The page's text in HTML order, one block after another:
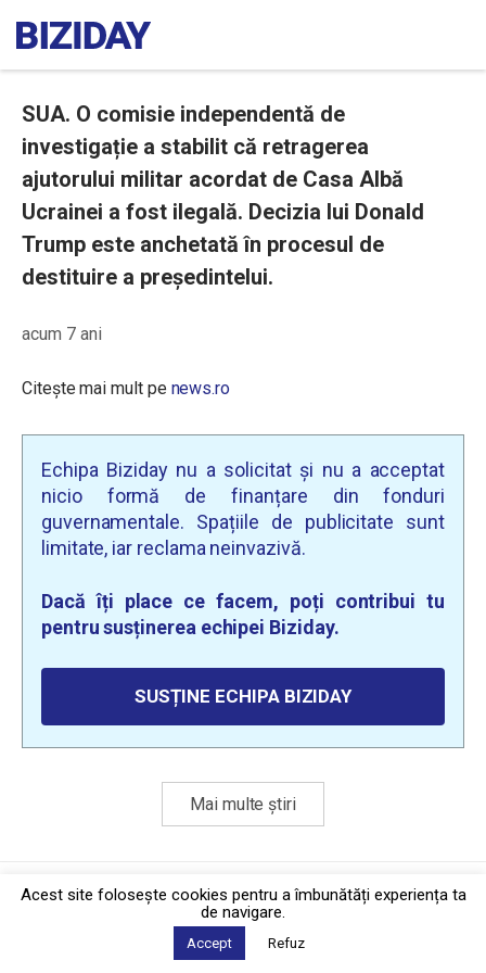
SUA. O comisie independentă de
investigație a stabilit că retragerea
ajutorului militar acordat de Casa Albă
Ucrainei a fost ilegală. Decizia lui Donald
Trump este anchetată în procesul de
destituire a președintelui.
acum 7 ani
Citește mai mult pe news.ro
Echipa Biziday nu a solicitat și nu a acceptat
nicio formă de finanțare din fonduri
guvernamentale. Spațiile de publicitate sunt
limitate, iar reclama neinvazivă.
Dacă îți place ce facem, poți contribui tu
pentru susținerea echipei Biziday.
SUSȚINE ECHIPA BIZIDAY
Mai multe știri
Politica de confidențialitate·Contact
2026 © Biziday
Acest site foloseşte cookies pentru a îmbunătăți experiența ta
de navigare.
Accept Refuz